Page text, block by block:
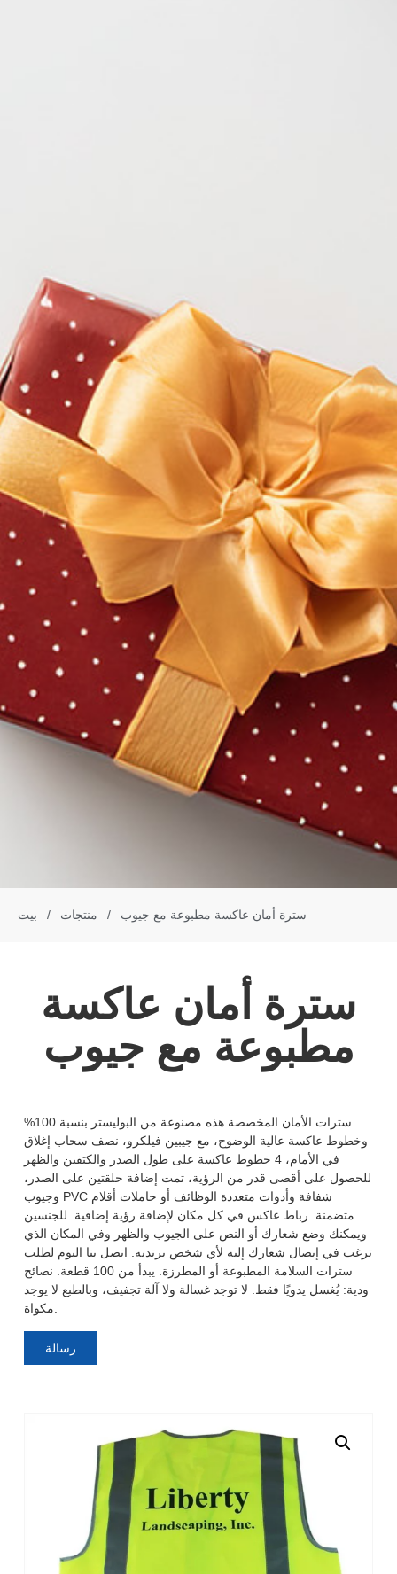
بيت / منتجات / سترة أمان عاكسة مطبوعة مع جيوب
سترة أمان عاكسة
مطبوعة مع جيوب
سترات الأمان المخصصة هذه مصنوعة من البوليستر بنسبة 100%
وخطوط عاكسة عالية الوضوح، مع جيبين فيلكرو، نصف سحاب إغلاق
في الأمام، 4 خطوط عاكسة على طول الصدر والكتفين والظهر
للحصول على أقصى قدر من الرؤية، تمت إضافة حلقتين على الصدر،
وجيوب PVC شفافة وأدوات متعددة الوظائف أو حاملات أقلام
متضمنة. رباط عاكس في كل مكان لإضافة رؤية إضافية. للجنسين
ويمكنك وضع شعارك أو النص على الجيوب والظهر وفي المكان الذي
ترغب في إيصال شعارك إليه لأي شخص يرتديه. اتصل بنا اليوم لطلب
سترات السلامة المطبوعة أو المطرزة. يبدأ من 100 قطعة. نصائح
ودية: يُغسل يدويًا فقط. لا توجد غسالة ولا آلة تجفيف، وبالطبع لا يوجد
مكواة.
رسالة